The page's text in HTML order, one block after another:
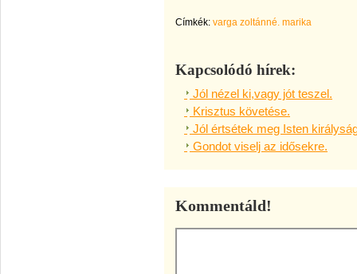
Címkék: varga zoltánné. marika
Kapcsolódó hírek:
Jól nézel ki,vagy jót teszel.
Krisztus követése.
Jól értsétek meg Isten
Gondot viselj az idősekre.
Kommentáld!